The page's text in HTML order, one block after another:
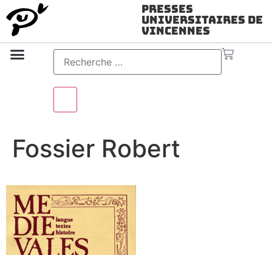
Presses
Universitaires de
Vincennes
Fossier Robert